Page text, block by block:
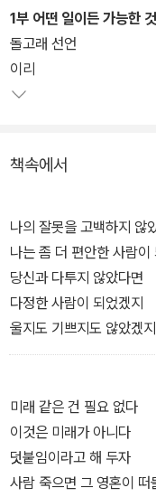
빈곤 뒤에는 5·18 광주
의 죽음이 자리하고 있다.
과 시대를 오가며 담담한
1부 어떤 일이든 가능한
돌고래 선언
이리
책속에서
나의 잘못을 고백하지 않
나는 좀 더 편안한 사람이
당신과 다투지 않았다면
다정한 사람이 되었겠지
울지도 기쁘지도 않았겠지
평온했겠지
미래 같은 건 필요 없다
이것은 미래가 아니다
덧붙임이라고 해 두자
사람 죽으면 그 영혼이 떠